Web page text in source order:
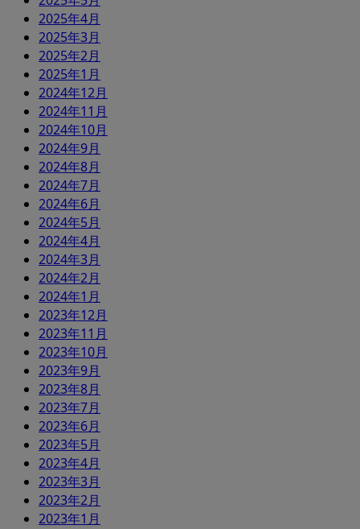
2025年4月
2025年3月
2025年2月
2025年1月
2024年12月
2024年11月
2024年10月
2024年9月
2024年8月
2024年7月
2024年6月
2024年5月
2024年4月
2024年3月
2024年2月
2024年1月
2023年12月
2023年11月
2023年10月
2023年9月
2023年8月
2023年7月
2023年6月
2023年5月
2023年4月
2023年3月
2023年2月
2023年1月